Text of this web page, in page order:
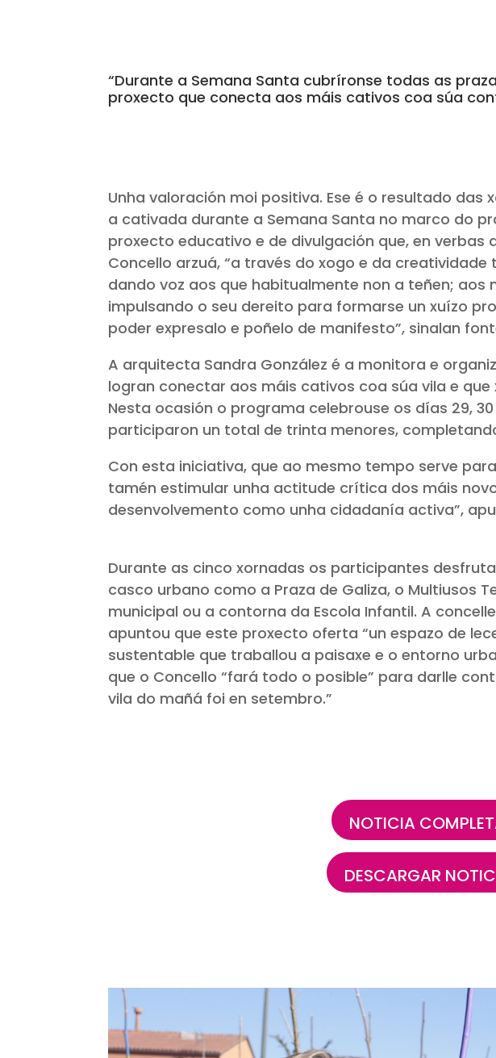
“Durante a Semana Santa cubríronse todas as
proxecto que conecta aos máis cativos coa súa
Unha valoración moi positiva. Ese é o resultado
a cativada durante a Semana Santa no marco do
proxecto educativo e de divulgación que, en
Concello arzuá, “a través do xogo e da
dando voz aos que habitualmente non a teñen; aos
impulsando o seu dereito para formarse un xuízo
poder expresalo e poñelo de manifesto”, sinalan
A arquitecta Sandra González é a monitora e
logran conectar aos máis cativos coa súa vila e
Nesta ocasión o programa celebrouse os días 29, 30
participaron un total de trinta menores,
Con esta iniciativa, que ao mesmo tempo serve
tamén estimular unha actitude crítica dos máis
desenvolvemento como unha cidadanía activa”,
Durante as cinco xornadas os participantes
casco urbano como a Praza de Galiza, o Multiusos
municipal ou a contorna da Escola Infantil. A
apuntou que este proxecto oferta “un espazo de
sustentable que traballou a paisaxe e o entorno
que o Concello “fará todo o posible” para darlle
vila do mañá foi en setembro.”
NOTICIA
DESCARGAR